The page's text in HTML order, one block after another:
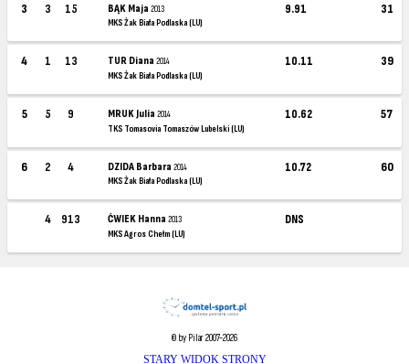
3 3 15 BĄK Maja2013
MKS Żak Biała Podlaska (LU)
9.91 31
4 1 13 TUR Diana2014
MKS Żak Biała Podlaska (LU)
10.11 39
5 5 9 MRUK Julia2014
TKS Tomasovia Tomaszów Lubelski (LU)
10.62 57
6 2 4 DZIDA Barbara2014
MKS Żak Biała Podlaska (LU)
10.72 60
4 913 ĆWIEK Hanna2013
MKS Agros Chełm (LU)
DNS
© by Pilar 2007-2026
STARY WIDOK STRONY